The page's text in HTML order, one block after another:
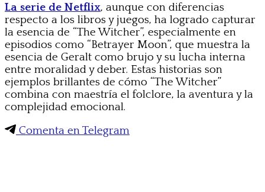
La serie de Netflix, aunque con diferencias
respecto a los libros y juegos, ha logrado capturar
la esencia de “The Witcher”, especialmente en
episodios como “Betrayer Moon”, que muestra la
esencia de Geralt como brujo y su lucha interna
entre moralidad y deber. Estas historias son
ejemplos brillantes de cómo “The Witcher”
combina con maestría el folclore, la aventura y la
complejidad emocional.
Comenta en Telegram